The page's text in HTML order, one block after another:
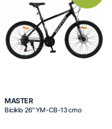
MASTER
Biciklo 26" YM-CB-13 crno